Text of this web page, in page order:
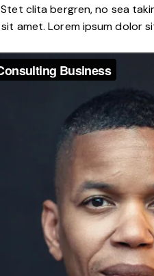
clita bergren, no sea
amet. Lorem ipsum dolor